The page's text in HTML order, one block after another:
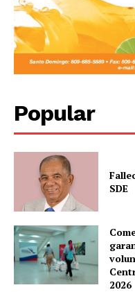
Popular
SDE
2026